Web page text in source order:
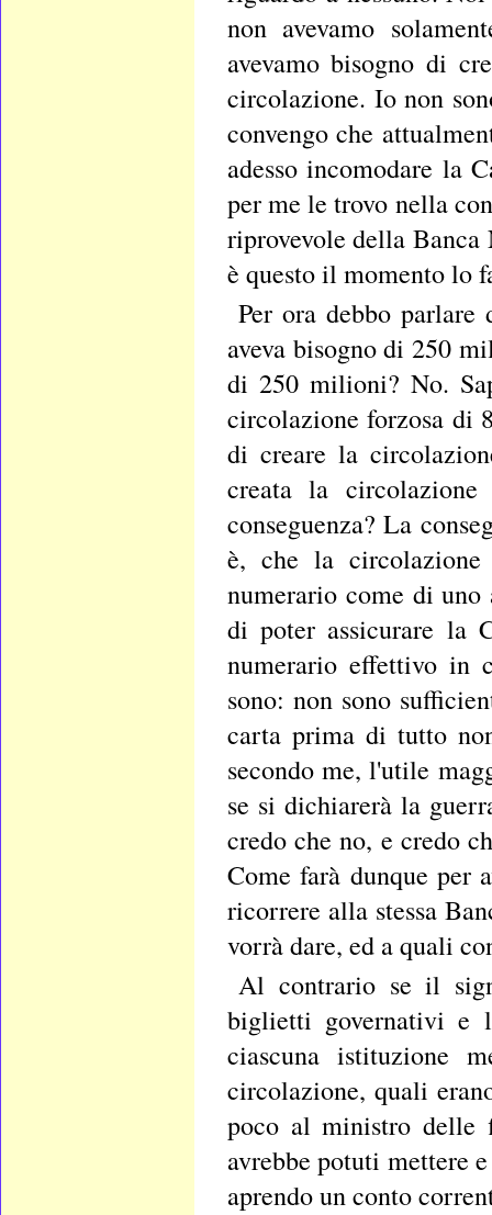
non avevamo
avevamo bisogno di
circolazione. Io non
convengo che
adesso incomodare la
per me le trovo nella
riprovevole della
è questo il momento lo
Per ora debbo
aveva bisogno di 250
di 250 milioni? No.
circolazione forzosa di
di creare la
creata la
conseguenza? La
è, che la
numerario come di
di poter assicurare la
numerario effettivo in
sono: non sono
carta prima di tutto
secondo me, l'utile
se si dichiarerà la
credo che no, e credo
Come farà dunque
ricorrere alla stessa
vorrà dare, ed a quali
Al contrario se il
biglietti governativi e
ciascuna istituzione
circolazione, quali
poco al ministro
avrebbe potuti mettere
aprendo un conto